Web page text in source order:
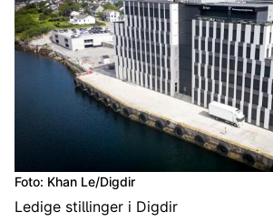
Foto: Khan Le/Digdir
Ledige stillinger i Digdir